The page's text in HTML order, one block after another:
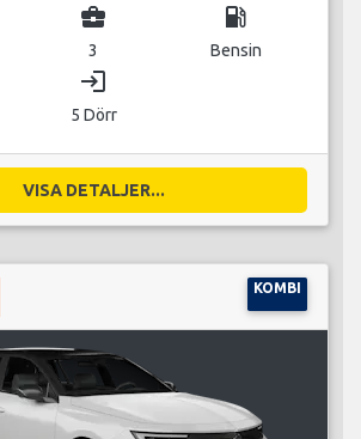
business_center
3
local_gas_station
Bensin
login
5 Dörr
VISA DETALJER...
KOMBI